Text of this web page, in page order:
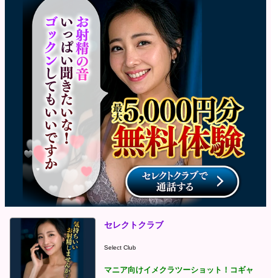
セレクトクラブ
Select Club
マニア向けイメクラツーショット！コギャ